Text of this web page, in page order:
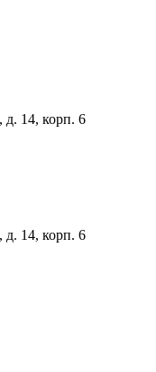
14, корп. 6
14, корп. 6